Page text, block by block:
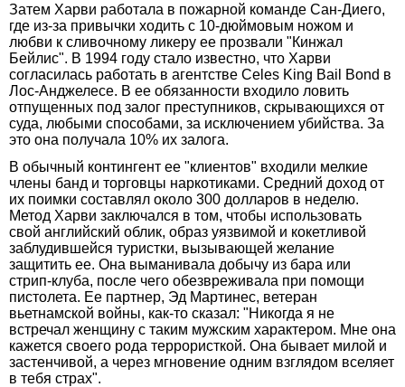
Затем Харви работала в пожарной команде Сан-Диего,
где из-за привычки ходить с 10-дюймовым ножом и
любви к сливочному ликеру ее прозвали "Кинжал
Бейлис". В 1994 году стало известно, что Харви
согласилась работать в агентстве Celes King Bail Bond в
Лос-Анджелесе. В ее обязанности входило ловить
отпущенных под залог преступников, скрывающихся от
суда, любыми способами, за исключением убийства. За
это она получала 10% их залога.
В обычный контингент ее "клиентов" входили мелкие
члены банд и торговцы наркотиками. Средний доход от
их поимки составлял около 300 долларов в неделю.
Метод Харви заключался в том, чтобы использовать
свой английский облик, образ уязвимой и кокетливой
заблудившейся туристки, вызывающей желание
защитить ее. Она выманивала добычу из бара или
стрип-клуба, после чего обезвреживала при помощи
пистолета. Ее партнер, Эд Мартинес, ветеран
вьетнамской войны, как-то сказал: "Никогда я не
встречал женщину с таким мужским характером. Мне она
кажется своего рода террористкой. Она бывает милой и
застенчивой, а через мгновение одним взглядом вселяет
в тебя страх".